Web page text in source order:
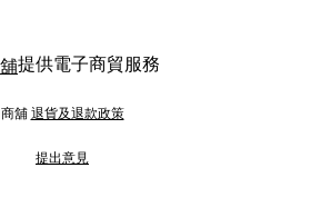
提供電子商貿服務
商舖 退貨及退款政策
提出意見